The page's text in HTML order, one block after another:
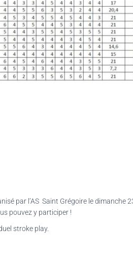
par l’AS Saint Grégoire le dimanche
pouvez y participer !
stroke play.